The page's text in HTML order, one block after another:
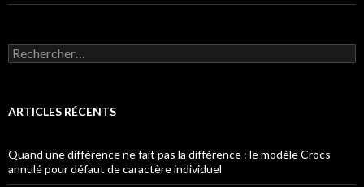
Rechercher :
ARTICLES RÉCENTS
Quand une différence ne fait pas la différence : le modèle Crocs
annulé pour défaut de caractère individuel